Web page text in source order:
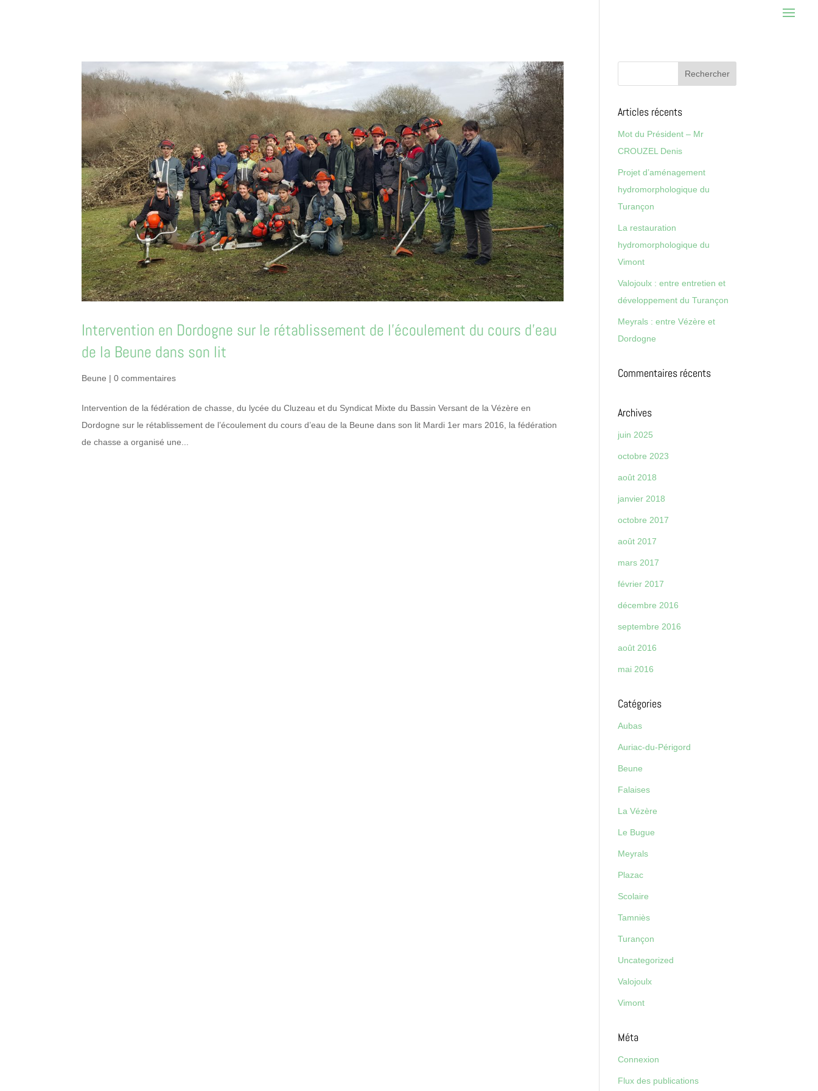
Intervention en Dordogne sur le rétablissement de l’écoulement du cours d’eau
de la Beune dans son lit
Beune |0 commentaires
Intervention de la fédération de chasse, du lycée du Cluzeau et du Syndicat Mixte du Bassin Versant de la Vézère en
Dordogne sur le rétablissement de l’écoulement du cours d’eau de la Beune dans son lit Mardi 1er mars 2016, la fédération
de chasse a organisé une...
Articles récents
Mot du Président – Mr
CROUZEL Denis
Projet d’aménagement
hydromorphologique du
Turançon
La restauration
hydromorphologique du
Vimont
Valojoulx : entre entretien et
développement du Turançon
Meyrals : entre Vézère et
Dordogne
Commentaires récents
Archives
juin 2025
octobre 2023
août 2018
janvier 2018
octobre 2017
août 2017
mars 2017
février 2017
décembre 2016
septembre 2016
août 2016
mai 2016
Catégories
Aubas
Auriac-du-Périgord
Beune
Falaises
La Vézère
Le Bugue
Meyrals
Plazac
Scolaire
Tamniès
Turançon
Uncategorized
Valojoulx
Vimont
Méta
Connexion
Flux des publications